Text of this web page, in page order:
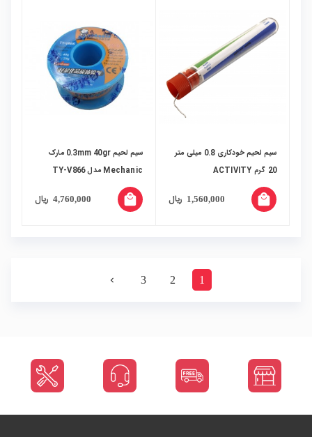
سیم لحیم خودکاری 0.8 میلی متر
20 گرم ACTIVITY
1,560,000 ریال local_mall
سیم لحیم 0.3mm 40gr مارک
Mechanic مدل TY-V866
4,760,000 ریال local_mall
1
2
3
navigate_next